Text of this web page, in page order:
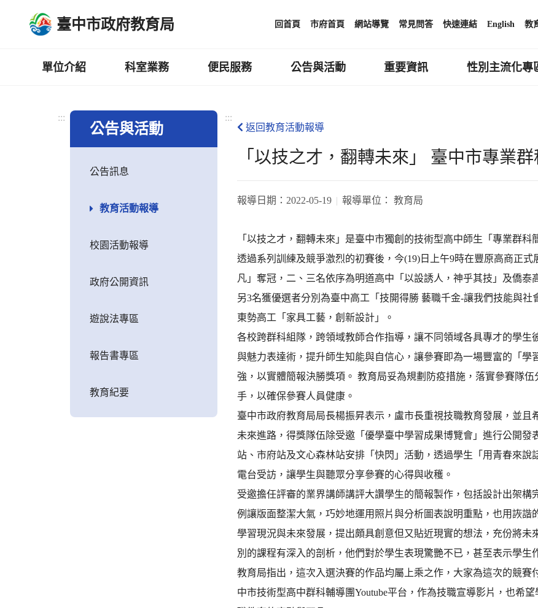
臺中市政府教育局 回首頁 市府首頁 網站導覽 常見問答 快速連結 English 教
單位介紹 科室業務 便民服務 公告與活動 重要資訊 性別主流化專
:::
公告與活動
公告訊息
教育活動報導
校園活動報導
政府公開資訊
遊說法專區
報告書專區
教育紀要
:::
返回教育活動報導
「以技之才，翻轉未來」 臺中市專業
報導日期： 2022-05-19 報導單位： 教育局
「以技之才，翻轉未來」是臺中市獨創的技術型高中師生「專業群
透過系列訓練及競爭激烈的初賽後，今(19)日上午9時在豐原高商正
凡」奪冠，二、三名依序為明道高中「以設誘人，神乎其技」及僑泰
另3名獲優選者分別為臺中高工「技開得勝 藝職千金-讓我們技能與
東勢高工「家具工藝，創新設計」。
各校跨群科組隊，跨領域教師合作指導，讓不同領域各具專才的學
與魅力表達術，提升師生知能與自信心，讓參賽即為一場豐富的「學
強，以實體簡報決勝獎項。 教育局妥為規劃防疫措施，落實參賽隊
手，以確保參賽人員健康。
臺中市政府教育局局長楊振昇表示，盧市長重視技職教育發展，並
未來進路，得獎隊伍除受邀「優學臺中學習成果博覽會」進行公開
站、市府站及文心森林站安排「快閃」活動，透過學生「用青春來
電台受訪，讓學生與聽眾分享參賽的心得與收穫。
受邀擔任評審的業界講師講評大讚學生的簡報製作，包括設計出架
例讓版面整潔大氣，巧妙地運用照片與分析圖表說明重點，也用詼
學習現況與未來發展，提出頗具創意但又貼近現實的想法，充份將
別的課程有深入的剖析，他們對於學生表現驚艷不已，甚至表示學生
教育局指出，這次入選決賽的作品均屬上乘之作，大家為這次的競
中市技術型高中群科輔導團Youtube平台，作為技職宣導影片，也希